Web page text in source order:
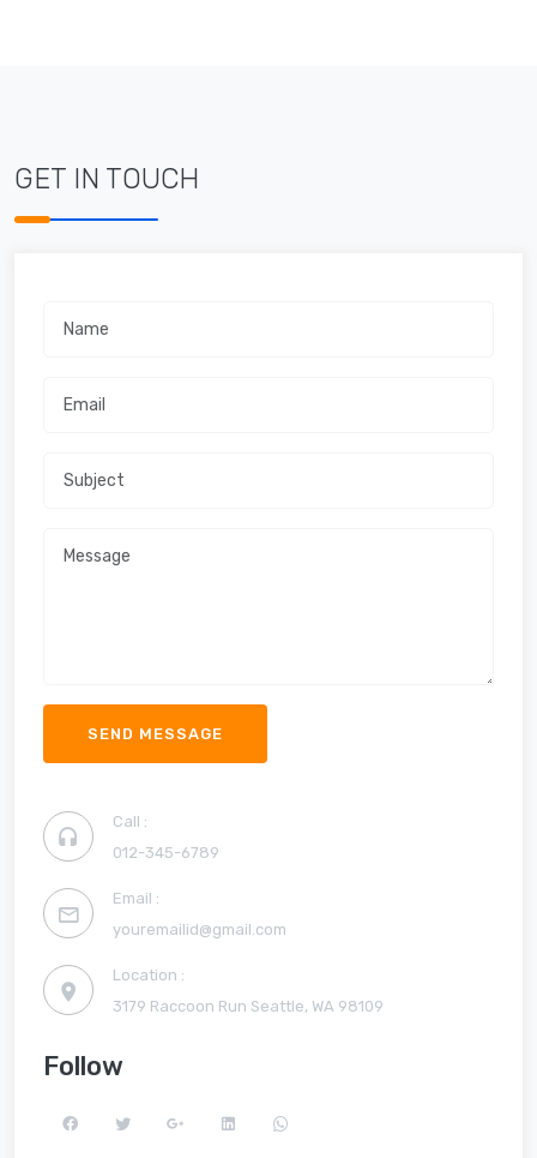
GET IN TOUCH
SEND MESSAGE
Call :
012-345-6789
Email :
youremailid@gmail.com
Location :
3179 Raccoon Run Seattle, WA 98109
Follow